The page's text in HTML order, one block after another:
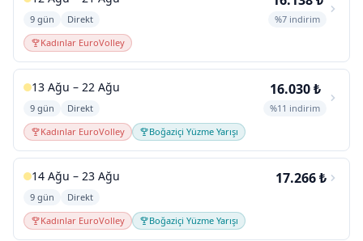
9 gün
Direkt
Kadınlar EuroVolley
%7 indirim
13 Ağu – 22 Ağu
9 gün
Direkt
Kadınlar EuroVolley
Boğaziçi Yüzme Yarışı
16.030 ₺
%11 indirim
14 Ağu – 23 Ağu
9 gün
Direkt
Kadınlar EuroVolley
Boğaziçi Yüzme Yarışı
17.266 ₺